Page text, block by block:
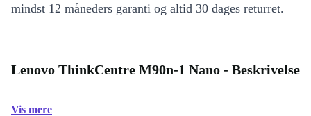
mindst 12 måneders garanti og altid 30 dages returret.
Lenovo ThinkCentre M90n-1 Nano - Beskrivelse
Vis mere